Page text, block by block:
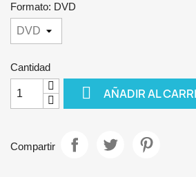
Formato: DVD
Cantidad
 AÑADIR AL
Compartir